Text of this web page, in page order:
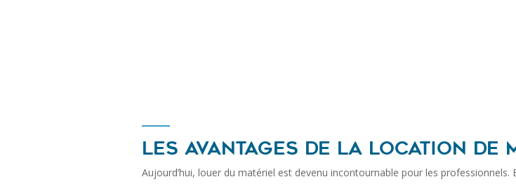
Les avantages de la location de
Aujourd’hui, louer du matériel est devenu incontournable pour les